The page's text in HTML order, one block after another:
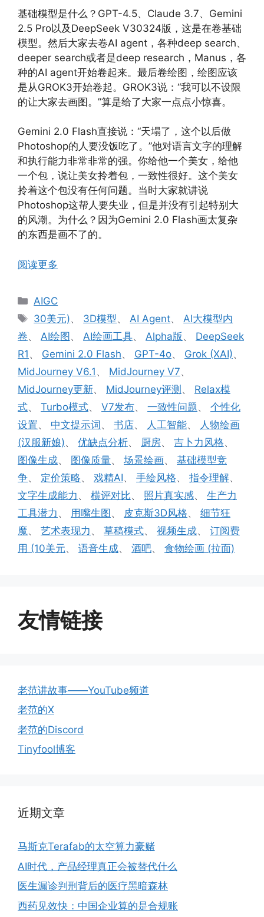
基础模型是什么？GPT-4.5、Claude 3.7、Gemini
2.5 Pro以及DeepSeek V30324版，这是在卷基础
模型。然后大家去卷AI agent，各种deep search、
deeper search或者是deep research，Manus，各
种的AI agent开始卷起来。最后卷绘图，绘图应该
是从GROK3开始卷起。GROK3说：“我可以不设限
的让大家去画图。”算是给了大家一点点小惊喜。
Gemini 2.0 Flash直接说：“天塌了，这个以后做
Photoshop的人要没饭吃了。”他对语言文字的理解
和执行能力非常非常的强。你给他一个美女，给他
一个包，说让美女拎着包，一致性很好。这个美女
拎着这个包没有任何问题。当时大家就讲说
Photoshop这帮人要失业，但是并没有引起特别大
的风潮。为什么？因为Gemini 2.0 Flash画太复杂
的东西是画不了的。
阅读更多
分
类
AIGC
标
签
30美元)、 3D模型、 AI Agent、 AI大模型内
卷、 AI绘图、 AI绘画工具、 Alpha版 、 DeepSeek
R1 、 Gemini 2.0 Flash、 GPT-4o、 Grok (XAI)、
MidJourney V6.1 、 MidJourney V7、
MidJourney更新、 MidJourney评测、 Relax模
式、 Turbo模式、 V7发布、 一致性问题、 个性化
设置、 中文提示词、 书店、 人工智能、
人物绘画
(汉服新娘)、 优缺点分析、 厨房、 吉卜力风格、
图像生成、 图像质量、 场景绘画、 基础模型竞
争、 定价策略、 戏精AI、 手绘风格、 指令理解、
文字生成能力 、 横评对比、 照片真实感、 生产力
工具潜力 、 用嘴生图、 皮克斯3D风格、 细节狂
魔、 艺术表现力 、 草稿模式、 视频生成、 订阅费
用 (10美元、 语音生成、 酒吧、 食物绘画 (拉面)
友情链接
老范讲故事——YouTube频道
老范的X
老范的Discord
Tinyfool博客
近期文章
马斯克Terafab的太空算力豪赌
AI时代，产品经理真正会被替代什么
医生漏诊判刑背后的医疗黑暗森林
西药见效快：中国企业算的是合规账